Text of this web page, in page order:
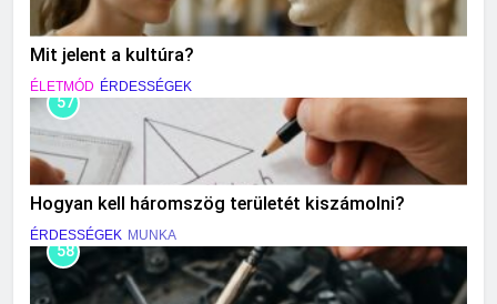
Mit jelent a kultúra?
ÉLETMÓD ÉRDESSÉGEK
57
Hogyan kell háromszög területét kiszámolni?
ÉRDESSÉGEK MUNKA
58